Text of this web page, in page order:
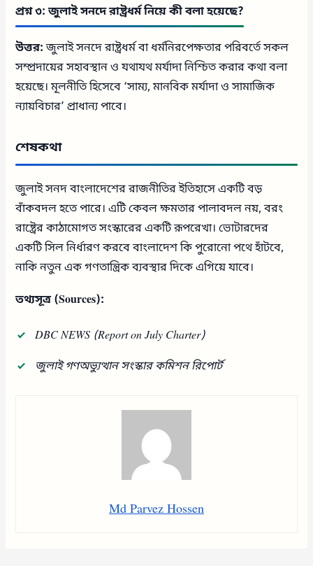
প্রশ্ন ৩: জুলাই সনদে রাষ্ট্রধর্ম নিয়ে কী বলা হয়েছে?
উত্তর:জুলাই সনদে রাষ্ট্রধর্ম বা ধর্মনিরপেক্ষতার পরিবর্তে সকল
সম্প্রদায়ের সহাবস্থান ও যথাযথ মর্যাদা নিশ্চিত করার কথা বলা
হয়েছে। মূলনীতি হিসেবে ‘সাম্য, মানবিক মর্যাদা ও সামাজিক
ন্যায়বিচার’ প্রাধান্য পাবে।
শেষকথা
জুলাই সনদ বাংলাদেশের রাজনীতির ইতিহাসে একটি বড়
বাঁকবদল হতে পারে। এটি কেবল ক্ষমতার পালাবদল নয়, বরং
রাষ্ট্রের কাঠামোগত সংস্কারের একটি রূপরেখা। ভোটারদের
একটি সিল নির্ধারণ করবে বাংলাদেশ কি পুরোনো পথে হাঁটবে,
নাকি নতুন এক গণতান্ত্রিক ব্যবস্থার দিকে এগিয়ে যাবে।
তথ্যসূত্র (Sources):
DBC NEWS (Report on July Charter)
জুলাই গণঅভ্যুত্থান সংস্কার কমিশন রিপোর্ট
Md Parvez Hossen